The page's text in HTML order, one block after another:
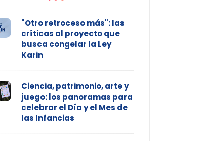
"Otro retroceso más": las
críticas al proyecto que
busca congelar la Ley
Karin
Ciencia, patrimonio, arte y
juego: los panoramas para
celebrar el Día y el Mes de
las Infancias